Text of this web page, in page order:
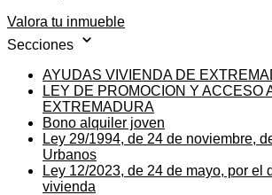
Valora tu inmueble
Secciones
AYUDAS VIVIENDA DE
LEY DE PROMOCION Y ACCESO
EXTREMADURA
Bono alquiler joven
Ley 29/1994, de 24 de noviembre,
Urbanos
Ley 12/2023, de 24 de mayo, por el
vivienda